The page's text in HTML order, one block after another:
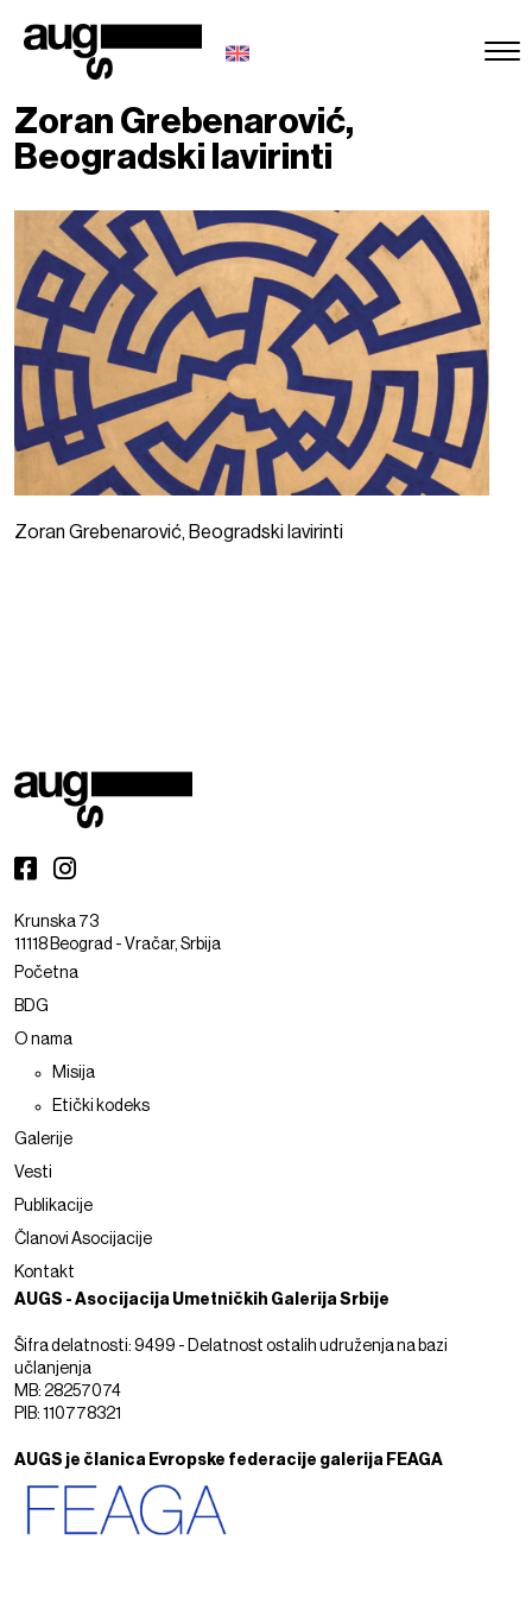
Zoran Grebenarović,
Beogradski lavirinti
Zoran Grebenarović, Beogradski lavirinti
Krunska 73
11118 Beograd - Vračar, Srbija
Početna
BDG
O nama
Misija
Etički kodeks
Galerije
Vesti
Publikacije
Članovi Asocijacije
Kontakt
AUGS - Asocijacija Umetničkih Galerija Srbije
Šifra delatnosti: 9499 - Delatnost ostalih udruženja na bazi
učlanjenja
MB: 28257074
PIB: 110778321
AUGS je članica Evropske federacije galerija FEAGA